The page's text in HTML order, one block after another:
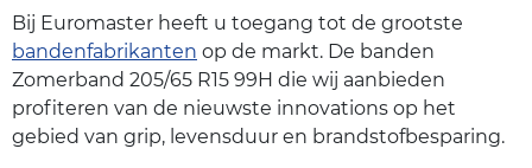
Bij Euromaster heeft u toegang tot de grootste
bandenfabrikanten op de markt. De banden
Zomerband 205/65 R15 99H die wij aanbieden
profiteren van de nieuwste innovations op het
gebied van grip, levensduur en brandstofbesparing.